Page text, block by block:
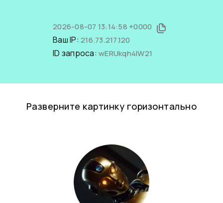
2026-08-07 13:14:58 +0000
Ваш IP: 216.73.217.120
ID запроса: wERUkqh4IW21
Разверните картинку горизонтально